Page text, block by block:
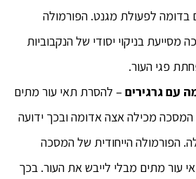
בדומה לפעולת מגנט. הפורמולה
מסייעת בניקוי יסודי של הנקבוביות
פגי העור.
עם גרגירים – להסרת תאי עור מתים
המסכה מכילה אצה אדומה ובכך ידועה
הפורמולה הייחודית של המסכה
עור מתים מבלי לייבש את העור. בכך